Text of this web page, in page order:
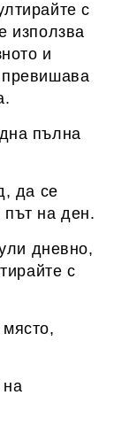
с
използва
и
пълна
да се
на ден.
дневно,
с
на